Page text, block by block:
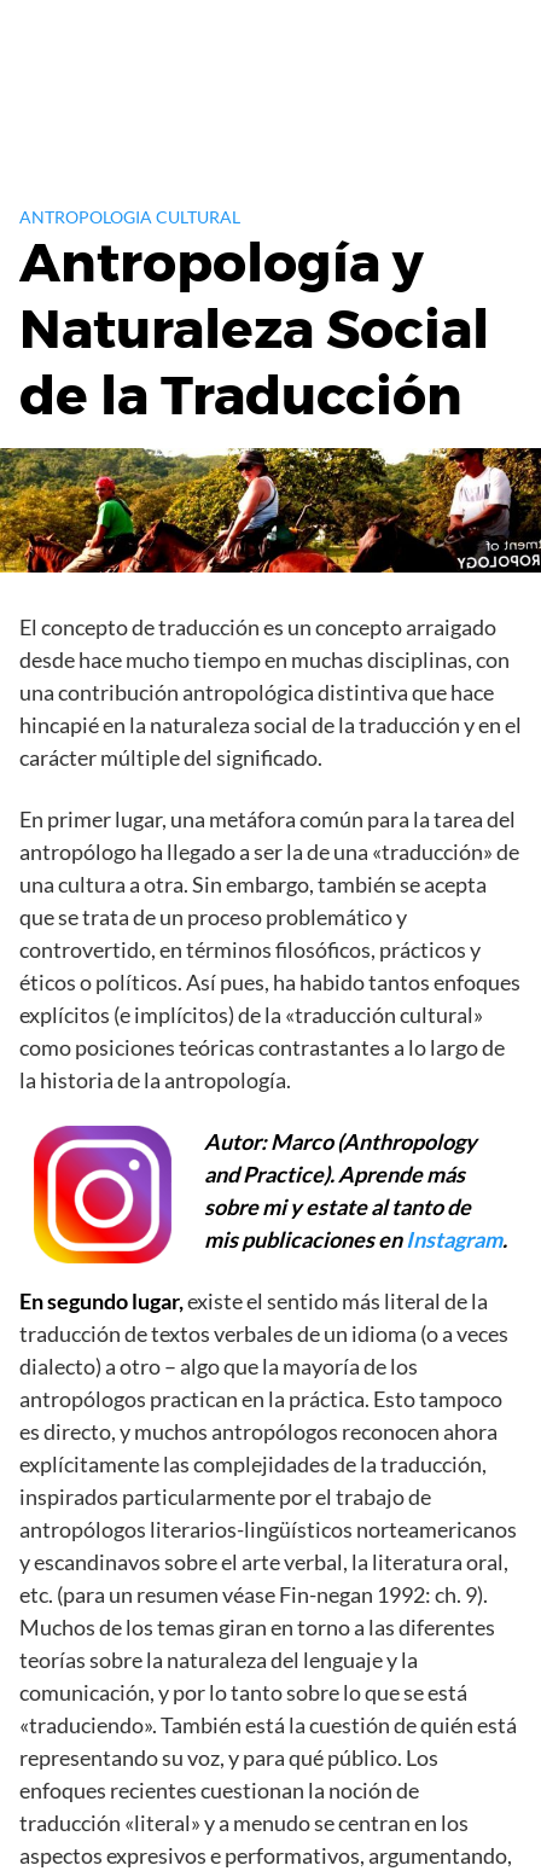
ANTROPOLOGIA CULTURAL
Antropología y
Naturaleza Social
de la Traducción
El concepto de traducción es un concepto arraigado
desde hace mucho tiempo en muchas disciplinas, con
una contribución antropológica distintiva que hace
hincapié en la naturaleza social de la traducción y en el
carácter múltiple del significado.
En primer lugar, una metáfora común para la tarea del
antropólogo ha llegado a ser la de una «traducción» de
una cultura a otra. Sin embargo, también se acepta
que se trata de un proceso problemático y
controvertido, en términos filosóficos, prácticos y
éticos o políticos. Así pues, ha habido tantos enfoques
explícitos (e implícitos) de la «traducción cultural»
como posiciones teóricas contrastantes a lo largo de
la historia de la antropología.
Autor: Marco (Anthropology
and Practice). Aprende más
sobre mi y estate al tanto de
mis publicaciones enInstagram.
En segundo lugar,existe el sentido más literal de la
traducción de textos verbales de un idioma (o a veces
dialecto) a otro – algo que la mayoría de los
antropólogos practican en la práctica. Esto tampoco
es directo, y muchos antropólogos reconocen ahora
explícitamente las complejidades de la traducción,
inspirados particularmente por el trabajo de
antropólogos literarios-lingüísticos norteamericanos
y escandinavos sobre el arte verbal, la literatura oral,
etc. (para un resumen véase Fin-negan 1992: ch. 9).
Muchos de los temas giran en torno a las diferentes
teorías sobre la naturaleza del lenguaje y la
comunicación, y por lo tanto sobre lo que se está
«traduciendo». También está la cuestión de quién está
representando su voz, y para qué público. Los
enfoques recientes cuestionan la noción de
traducción «literal» y a menudo se centran en los
aspectos expresivos e performativos, argumentando,